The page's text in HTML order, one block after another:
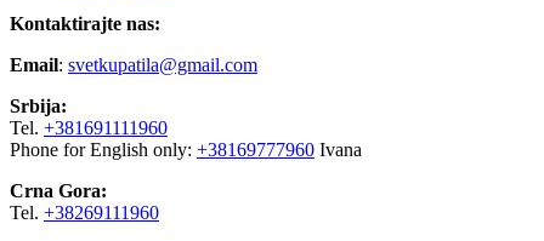
Kontaktirajte nas:
Email: svetkupatila@gmail.com
Srbija:
Tel. +381691111960
Phone for English only: +38169777960 Ivana
Crna Gora:
Tel. +38269111960